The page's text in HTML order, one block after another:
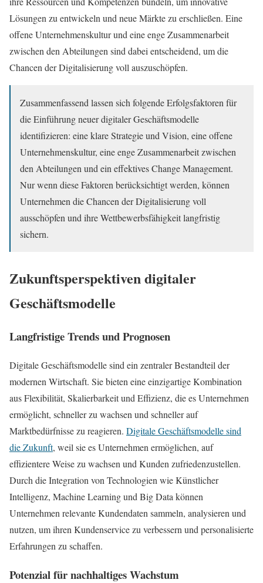
Lösungen zu entwickeln und neue Märkte zu erschließen. Eine
offene Unternehmenskultur und eine enge Zusammenarbeit
zwischen den Abteilungen sind dabei entscheidend, um die
Chancen der Digitalisierung voll auszuschöpfen.
Zusammenfassend lassen sich folgende Erfolgsfaktoren für
die Einführung neuer digitaler Geschäftsmodelle
identifizieren: eine klare Strategie und Vision, eine offene
Unternehmenskultur, eine enge Zusammenarbeit zwischen
den Abteilungen und ein effektives Change Management.
Nur wenn diese Faktoren berücksichtigt werden, können
Unternehmen die Chancen der Digitalisierung voll
ausschöpfen und ihre Wettbewerbsfähigkeit langfristig
sichern.
Zukunftsperspektiven digitaler
Geschäftsmodelle
Langfristige Trends und Prognosen
Digitale Geschäftsmodelle sind ein zentraler Bestandteil der
modernen Wirtschaft. Sie bieten eine einzigartige Kombination
aus Flexibilität, Skalierbarkeit und Effizienz, die es Unternehmen
ermöglicht, schneller zu wachsen und schneller auf
Marktbedürfnisse zu reagieren. Digitale Geschäftsmodelle sind
die Zukunft, weil sie es Unternehmen ermöglichen, auf
effizientere Weise zu wachsen und Kunden zufriedenzustellen.
Durch die Integration von Technologien wie Künstlicher
Intelligenz, Machine Learning und Big Data können
Unternehmen relevante Kundendaten sammeln, analysieren und
nutzen, um ihren Kundenservice zu verbessern und personalisierte
Erfahrungen zu schaffen.
Potenzial für nachhaltiges Wachstum